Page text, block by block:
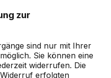
zur
sind nur mit Ihrer
Sie können eine
widerrufen. Die
erfolgten